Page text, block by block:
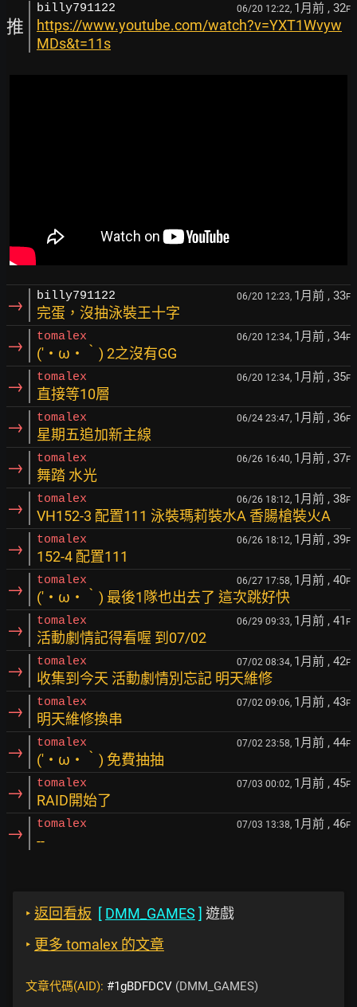
推
billy791122 06/20 12:22, 1月前 , 32F
https://www.youtube.com/watch?v=YXT1Wvyw
MDs&t=11s
→ billy791122 06/20 12:23, 1月前 , 33F
完蛋，沒抽泳裝王十字
→ tomalex 06/20 12:34, 1月前 , 34F
(′・ω・‵) 2之沒有GG
→ tomalex 06/20 12:34, 1月前 , 35F
直接等10層
→ tomalex 06/24 23:47, 1月前 , 36F
星期五追加新主線
→ tomalex 06/26 16:40, 1月前 , 37F
舞踏 水光
→ tomalex 06/26 18:12, 1月前 , 38F
VH152-3 配置111 泳裝瑪莉裝水A 香腸槍裝火A
→ tomalex 06/26 18:12, 1月前 , 39F
152-4 配置111
→ tomalex 06/27 17:58, 1月前 , 40F
(′・ω・‵) 最後1隊也出去了 這次跳好快
→ tomalex 06/29 09:33, 1月前 , 41 F
活動劇情記得看喔 到07/02
→ tomalex 07/02 08:34, 1月前 , 42F
收集到今天 活動劇情別忘記 明天維修
→ tomalex 07/02 09:06, 1月前 , 43F
明天維修換串
→ tomalex 07/02 23:58, 1月前 , 44F
(′・ω・‵) 免費抽抽
→ tomalex 07/03 00:02, 1月前 , 45F
RAID開始了
→ tomalex 07/03 13:38, 1月前 , 46F
--
‣ 返回看板 [ DMM_GAMES ] 遊戲
‣ 更多 tomalex 的文章
文章代碼(AID): #1gBDFDCV (DMM_GAMES)